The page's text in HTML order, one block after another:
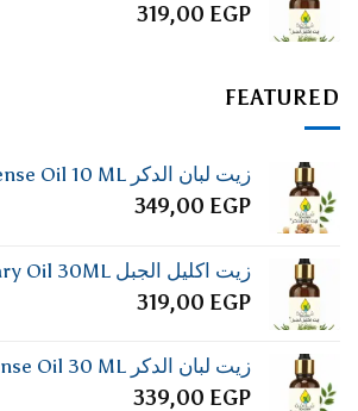
319,00 EGP
FEATURED
زيت لبان الدكر Frankincense Oil 10 ML
349,00 EGP
زيت اكليل الجبل Rosemary Oil 30ML
319,00 EGP
زيت لبان الدكر Frankincense Oil 30 ML
339,00 EGP